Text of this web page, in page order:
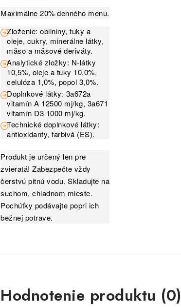
Maximálne 20% denného menu.
Zloženie: obilniny, tuky a
oleje, cukry, minerálne látky,
mäso a mäsové deriváty.
Analytické zložky: N-látky
10,5%, oleje a tuky 10,0%,
celulóza 1,0%, popol 3,0%.
Doplnkové látky: 3a672a
vitamín A 12500 mj/kg, 3a671
vitamín D3 1000 mj/kg.
Technické doplnkové látky:
antioxidanty, farbivá (ES).
Produkt je určený len pre
zvieratá! Zabezpečte vždy
čerstvú pitnú vodu. Skladujte na
suchom, chladnom mieste.
Pochúťky podávajte popri ich
bežnej potrave.
Hodnotenie produktu (0)